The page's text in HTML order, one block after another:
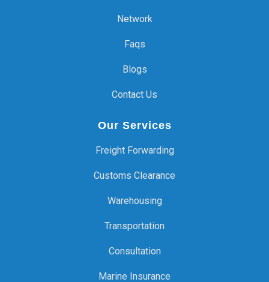
Network
Faqs
Blogs
Contact Us
Our Services
Freight Forwarding
Customs Clearance
Warehousing
Transportation
Consultation
Marine Insurance